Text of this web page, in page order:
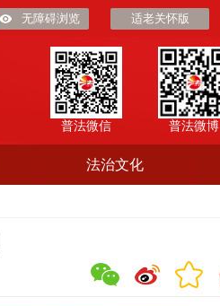
无障碍浏览 适老关怀版
普法微博
普法微信
法治文化